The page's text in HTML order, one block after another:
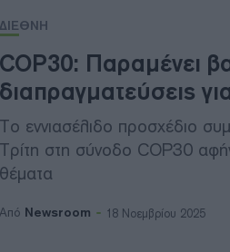
ΔΙΕΘΝΗ
COP30: Παραμένει
διαπραγματεύσεις
Το εννιασέλιδο προσχέδιο
Τρίτη στη σύνοδο COP30
θέματα
Από Newsroom 18 Νοεμβρίου 2025